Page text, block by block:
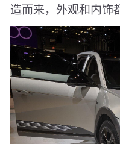
造而来，外观和内饰